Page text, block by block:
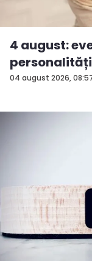
04 august 2026,
4 august: